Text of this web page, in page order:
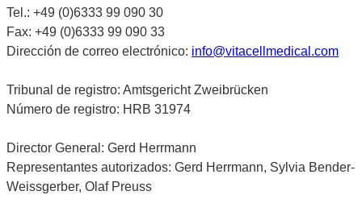
Tel.: +49 (0)6333 99 090 30
Fax: +49 (0)6333 99 090 33
Dirección de correo electrónico: info@vitacellmedical.com
Tribunal de registro: Amtsgericht Zweibrücken
Número de registro: HRB 31974
Director General: Gerd Herrmann
Representantes autorizados: Gerd Herrmann, Sylvia Bender-
Weissgerber, Olaf Preuss